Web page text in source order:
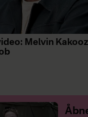
Melvin